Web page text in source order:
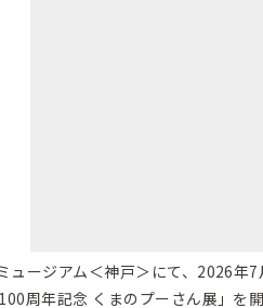
ュージアム＜神戸＞にて、2026年
周年記念 くまのプーさん展」を開